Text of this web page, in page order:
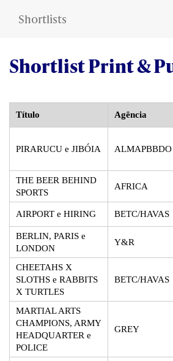
Shortlists
Shortlist Print &
Título Agência
PIRARUCU e JIBÓIA ALMAPBBDO
THE BEER BEHIND
SPORTS
AFRICA
AIRPORT e HIRING BETC/HAVAS
BERLIN, PARIS e
LONDON
Y&R
CHEETAHS X
SLOTHS e RABBITS
X TURTLES
BETC/HAVAS
MARTIAL ARTS
CHAMPIONS, ARMY
HEADQUARTER e
POLICE
GREY